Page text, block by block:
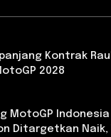
Kontrak
2028
MotoGP Indonesia
Ditargetkan Naik,